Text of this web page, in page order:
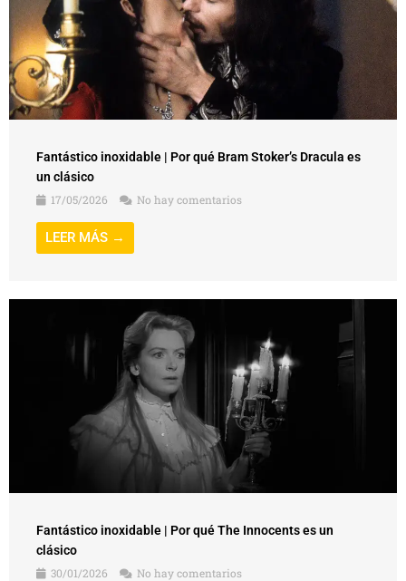
Fantástico inoxidable | Por qué Bram Stoker’s Dracula es
un clásico
17/05/2026
No hay comentarios
LEER MÁS →
Fantástico inoxidable | Por qué The Innocents es un
clásico
30/01/2026
No hay comentarios